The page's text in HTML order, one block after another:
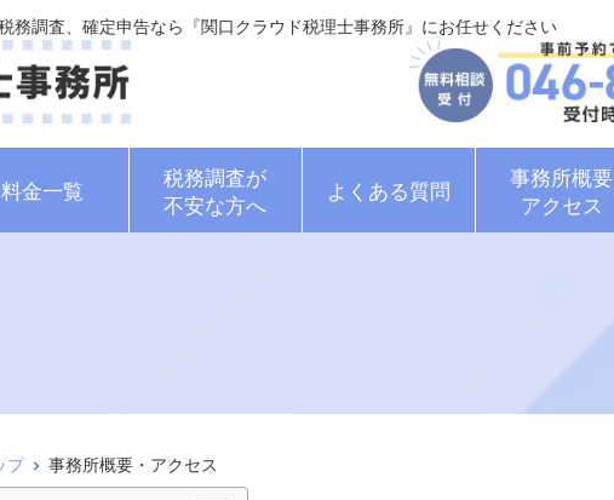
務調査、確定申告なら『関口クラウド税理士事務所』にお任せください
料金一覧
税務調査が
不安な方へ
よくある質問
事務所概要
アクセス
プ 事務所概要・アクセス